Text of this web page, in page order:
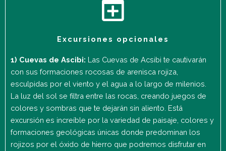
Excursiones opcionales
1) Cuevas de Ascibi: Las Cuevas de Acsibi te cautivarán
con sus formaciones rocosas de arenisca rojiza,
esculpidas por el viento y el agua a lo largo de milenios.
La luz del sol se filtra entre las rocas, creando juegos de
colores y sombras que te dejarán sin aliento. Está
excursión es increíble por la variedad de paisaje, colores y
formaciones geológicas únicas donde predominan los
rojizos por el óxido de hierro que podremos disfrutar en